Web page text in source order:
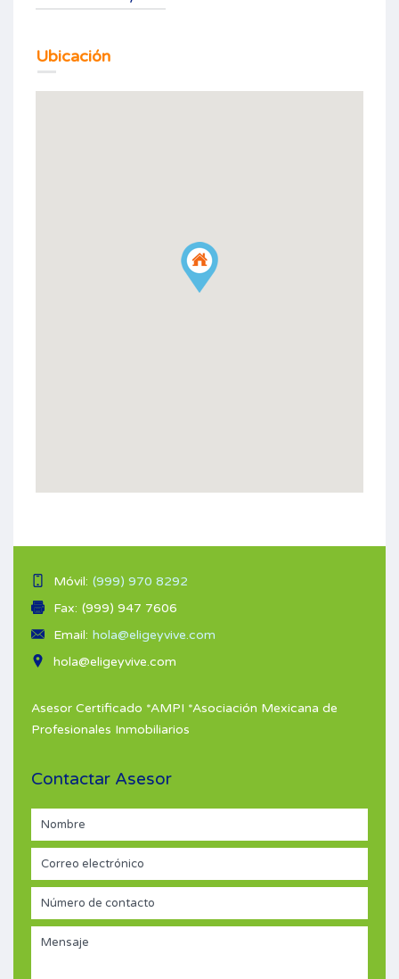
Ubicación
Móvil: (999) 970 8292
Fax: (999) 947 7606
Email: hola@eligeyvive.com
hola@eligeyvive.com
Asesor Certificado *AMPI *Asociación Mexicana de
Profesionales Inmobiliarios
Contactar Asesor